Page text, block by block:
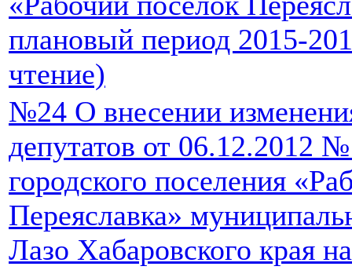
плановый период 2015-
чтение)
№24 О внесении
депутатов от 06.12.2012
городского поселения
Переяславка»
Лазо Хабаровского края